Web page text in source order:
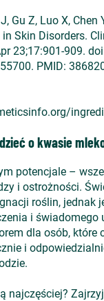
Gu Z, Luo X, Chen
Skin Disorders.
23;17:901-909.
PMID:
o kwasie
potencjale –
i ostrożności.
roślin, jednak
i świadomego
dla osób, które
i
najczęściej?